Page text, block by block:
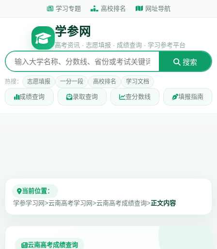
学习专题 高校排名 网址导航
学参网
高考资讯 · 志愿填报 · 成绩查询 · 学习参考平台
搜索
热搜： 志愿填报 一分一段 高校排名 学习文档
成绩查询 录取查询 查分数线 填报指南
当前位置：
学参学习网>云南高考学习网>云南高考成绩查询>正文内容
云南高考成绩查询